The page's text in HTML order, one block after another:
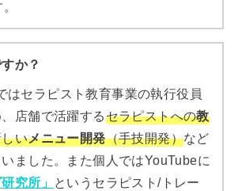
か？
はセラピスト教育事業の執行役員
店舗で活躍するセラピストへの教
いメニュー開発（手技開発）など
ました。また個人ではYouTubeに
究所」 というセラピスト/トレー